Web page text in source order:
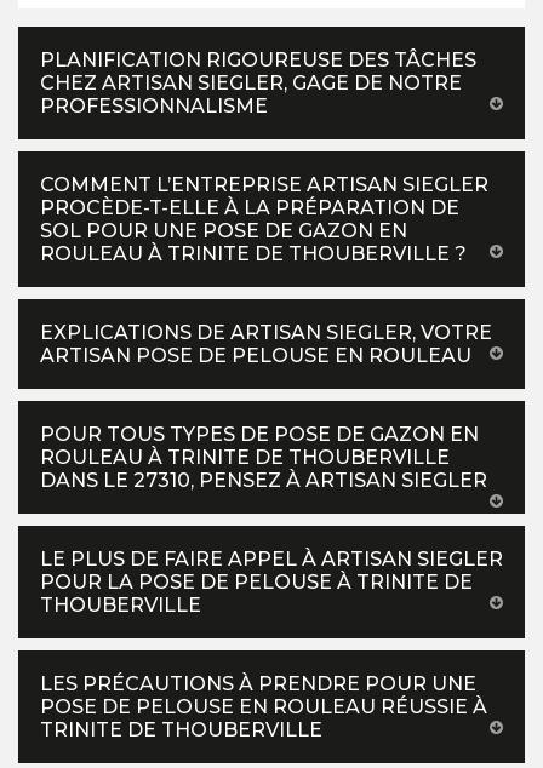
PLANIFICATION RIGOUREUSE DES TÂCHES
CHEZ ARTISAN SIEGLER, GAGE DE NOTRE
PROFESSIONNALISME
COMMENT L’ENTREPRISE ARTISAN SIEGLER
PROCÈDE-T-ELLE À LA PRÉPARATION DE
SOL POUR UNE POSE DE GAZON EN
ROULEAU À TRINITE DE THOUBERVILLE ?
EXPLICATIONS DE ARTISAN SIEGLER, VOTRE
ARTISAN POSE DE PELOUSE EN ROULEAU
POUR TOUS TYPES DE POSE DE GAZON EN
ROULEAU À TRINITE DE THOUBERVILLE
DANS LE 27310, PENSEZ À ARTISAN SIEGLER
LE PLUS DE FAIRE APPEL À ARTISAN SIEGLER
POUR LA POSE DE PELOUSE À TRINITE DE
THOUBERVILLE
LES PRÉCAUTIONS À PRENDRE POUR UNE
POSE DE PELOUSE EN ROULEAU RÉUSSIE À
TRINITE DE THOUBERVILLE